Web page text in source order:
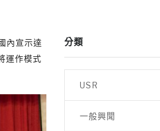
內宣示達
運作模式
分類
USR
一般興聞